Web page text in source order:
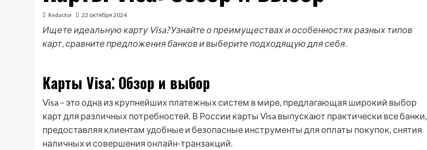
Redactor 22 октября 2024
Ищете идеальную карту Visa? Узнайте о преимуществах и особенностях разных типов
карт, сравните предложения банков и выберите подходящую для себя.
Карты Visa⁚ Обзор и выбор
Visa – это одна из крупнейших платежных систем в мире, предлагающая широкий выбор
карт для различных потребностей. В России карты Visa выпускают практически все банки,
предоставляя клиентам удобные и безопасные инструменты для оплаты покупок, снятия
наличных и совершения онлайн-транзакций.